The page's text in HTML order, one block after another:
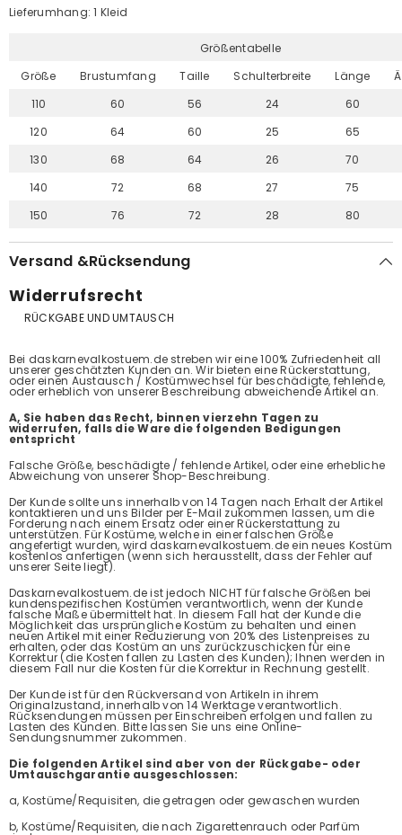
Lieferumhang: 1 Kleid
Größentabelle
Größe
Brustumfang Taille Schulterbreite Länge
110
60 56 24
60
120
64 60 25
65
130
68 64 26
70
140
72 68 27
75
150
76 72 28 80
Versand &Rücksendung
Widerrufsrecht
RÜCKGABE UND UMTAUSCH
Bei daskarnevalkostuem.de streben wir eine 100% Zufriedenheit all
unserer geschätzten Kunden an. Wir bieten eine Rückerstattung,
oder einen Austausch / Kostümwechsel für beschädigte, fehlende,
oder erheblich von unserer Beschreibung abweichende Artikel an.
A, Sie haben das Recht, binnen vierzehn Tagen zu
widerrufen, falls die Ware die folgenden Bedigungen
entspricht
Falsche Größe, beschädigte / fehlende Artikel, oder eine erhebliche
Abweichung von unserer Shop-Beschreibung.
Der Kunde sollte uns innerhalb von 14 Tagen nach Erhalt der Artikel
kontaktieren und uns Bilder per E-Mail zukommen lassen, um die
Forderung nach einem Ersatz oder einer Rückerstattung zu
unterstützen. Für Kostüme, welche in einer falschen Größe
angefertigt wurden, wird daskarnevalkostuem.de ein neues Kostüm
kostenlos anfertigen (wenn sich herausstellt, dass der Fehler auf
unserer Seite liegt).
Daskarnevalkostuem.de ist jedoch NICHT für falsche Größen bei
kundenspezifischen Kostümen verantwortlich, wenn der Kunde
falsche Maße übermittelt hat. In diesem Fall hat der Kunde die
Möglichkeit das ursprüngliche Kostüm zu behalten und einen
neuen Artikel mit einer Reduzierung von 20% des Listenpreises zu
erhalten, oder das Kostüm an uns zurückzuschicken für eine
Korrektur (die Kosten fallen zu Lasten des Kunden); Ihnen werden in
diesem Fall nur die Kosten für die Korrektur in Rechnung gestellt.
Der Kunde ist für den Rückversand von Artikeln in ihrem
Originalzustand, innerhalb von 14 Werktage verantwortlich.
Rücksendungen müssen per Einschreiben erfolgen und fallen zu
Lasten des Kunden. Bitte lassen Sie uns eine Online-
Sendungsnummer zukommen.
Die folgenden Artikel sind aber von der Rückgabe- oder
Umtauschgarantie ausgeschlossen:
a, Kostüme/Requisiten, die getragen oder gewaschen wurden
b, Kostüme/Requisiten, die nach Zigarettenrauch oder Parfüm